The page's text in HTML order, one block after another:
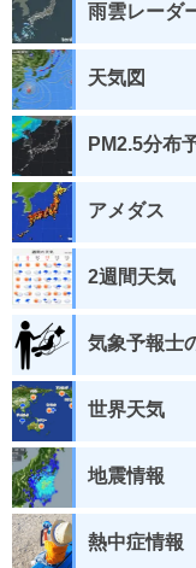
雨雲レーダ
天気図
PM2.5分布
アメダス
2週間天気
気象予報士
世界天気
地震情報
熱中症情報